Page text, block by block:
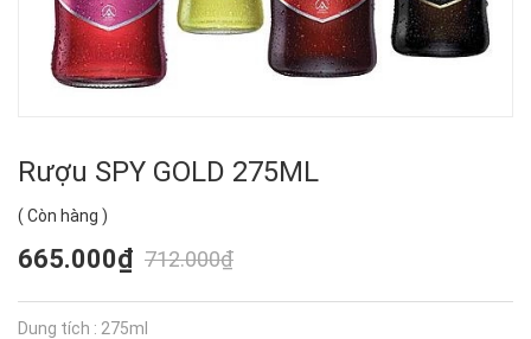
Rượu SPY GOLD 275ML
( Còn hàng )
665.000₫ 712.000₫
Dung tích : 275ml